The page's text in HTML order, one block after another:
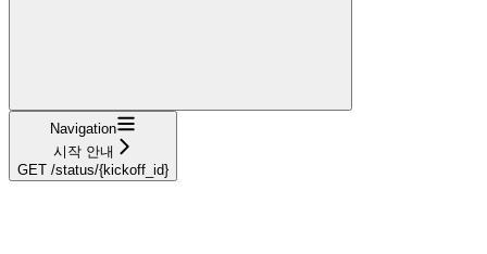
Navigation
시작 안내
GET /status/{kickoff_id}